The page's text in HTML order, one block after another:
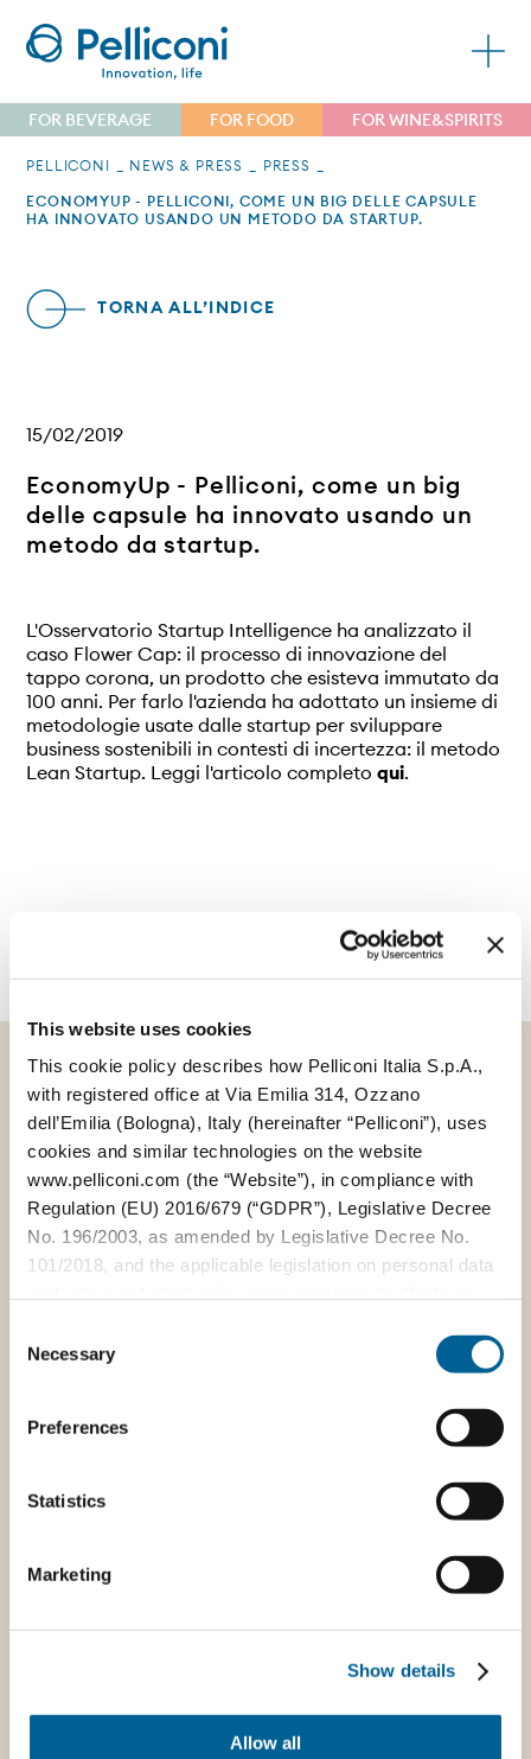
This website uses cookies
This cookie policy describes how Pelliconi Italia S.p.A.,
with registered office at Via Emilia 314, Ozzano
dell’Emilia (Bologna), Italy (hereinafter “Pelliconi”), uses
cookies and similar technologies on the website
www.pelliconi.com (the “Website”), in compliance with
Regulation (EU) 2016/679 (“GDPR”), Legislative Decree
No. 196/2003, as amended by Legislative Decree No.
101/2018, and the applicable legislation on personal data
registered office at Via Emilia 314, 40064 Ozzano
and Tax Code 04328321205.
Selection
Necessary
Preferences
Statistics
Marketing
Show details
Allow all
FOR BEVERAGE FOR FOOD FOR WINE&SPIRITS
PELLICONI NEWS & PRESS
PRESS
ECONOMYUP - PELLICONI, COME UN BIG DELLE CAPSULE
HA INNOVATO USANDO UN METODO DA STARTUP.
TORNA ALL’INDICE
15/02/2019
EconomyUp - Pelliconi, come un big
delle capsule ha innovato usando un
metodo da startup.
L'Osservatorio Startup Intelligence ha analizzato il
caso Flower Cap: il processo di innovazione del
tappo corona, un prodotto che esisteva immutato da
100 anni. Per farlo l'azienda ha adottato un insieme di
metodologie usate dalle startup per sviluppare
business sostenibili in contesti di incertezza: il metodo
Lean Startup. Leggi l'articolo completoqui.
GUARDA TUTTE LE NOTIZIE
«Teatro simbolo
della cultura
consumatore